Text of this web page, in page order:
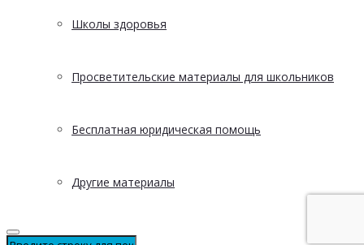
Школы здоровья
Просветительские материалы для школьников
Бесплатная юридическая помощь
Другие материалы